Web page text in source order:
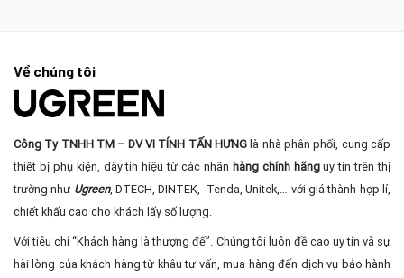
Về chúng tôi
Công Ty TNHH TM – DV VI TÍNH TẤN HƯNGlà nhà phân phối, cung cấp
thiết bị phụ kiện, dây tín hiệu từ các nhãn hàng chính hãnguy tín trên thị
trường như Ugreen, DTECH, DINTEK, Tenda, Unitek,… với giá thành hợp lí,
chiết khấu cao cho khách lấy số lượng.
Với tiêu chí “Khách hàng là thượng đế”. Chúng tôi luôn đề cao uy tín và sự
hài lòng của khách hàng từ khâu tư vấn, mua hàng đến dịch vụ bảo hành